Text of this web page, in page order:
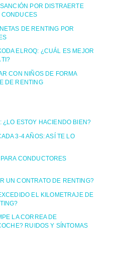
POR DISTRAERTE
CONDUCES
DE RENTING POR
ELROQ: ¿CUÁL ES MEJOR
TI?
CON NIÑOS DE FORMA
DE RENTING
¿LO ESTOY HACIENDO BIEN?
3-4 AÑOS: ASÍ TE LO
CONDUCTORES
UN CONTRATO DE RENTING?
EL KILOMETRAJE DE
LA CORREA DE
RUIDOS Y SÍNTOMAS